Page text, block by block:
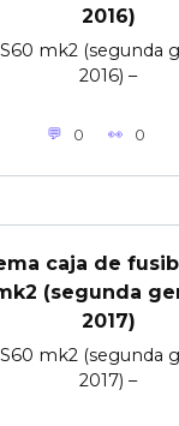
2016)
mk2 (segunda
2016) –
0 0
caja de
(segunda
2017)
mk2 (segunda
2017) –